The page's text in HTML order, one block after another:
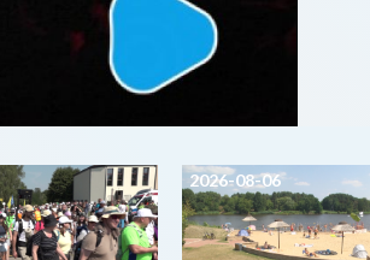
2026-08-06